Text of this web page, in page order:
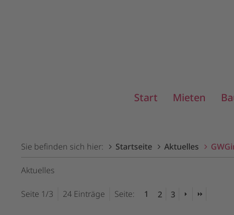
Start Mieten
Sie befinden sich hier: Startseite Aktuelles
Aktuelles
Seite 1/3 24 Einträge Seite: 1 2 3